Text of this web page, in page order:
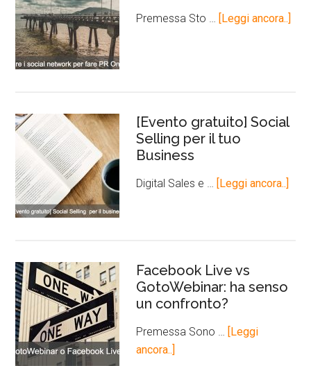
Premessa Sto … [Leggi ancora..]
[Evento gratuito] Social
Selling per il tuo
Business
Digital Sales e … [Leggi ancora..]
Facebook Live vs
GotoWebinar: ha senso
un confronto?
Premessa Sono …
[Leggi
ancora..]